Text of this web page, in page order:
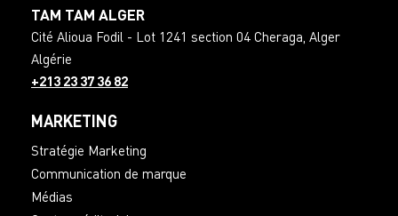
TAM TAM ALGER
Cité Alioua Fodil - Lot 1241 section 04 Cheraga, Alger
Algérie
+213 23 37 36 82
MARKETING
Stratégie Marketing
Communication de marque
Médias